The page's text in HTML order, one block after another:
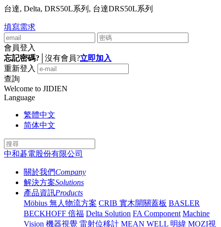
台達, Delta, DRS50L系列, 台達DRS50L系列
填寫需求
會員登入
忘記密碼?
沒有會員?立即加入
重新登入
查詢
Welcome to JIDIEN
Language
繁體中文
简体中文
中和碁電股份有限公司
關於我們Company
解決方案Solutions
產品資訊Products
Möbius 無人物流方案 CRIB 實木開關蓋板 BASLER
BECKHOFF 倍福 Delta Solution FA Component Machine
Vision 機器視覺 雷射位移計 MEAN WELL 明緯 MOZI視